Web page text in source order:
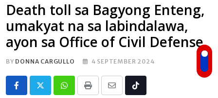
Death toll sa Bagyong Enteng,
umakyat na sa labindalawa,
ayon sa Office of Civil Defense
BY DONNA CARGULLO 4 SEPTEMBER 2024
Whatsapp
Print
Share Tiktok